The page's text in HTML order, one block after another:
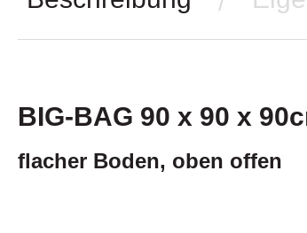
BIG-BAG 90 x 90 x
flacher Boden, oben offen